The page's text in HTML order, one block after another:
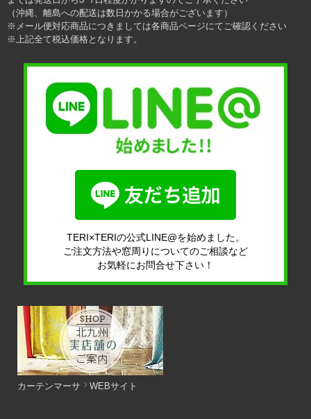
（沖縄、離島への配送は数日かかる場合がございます）
※メール便対応商品につきましては各商品ページにてご確認ください
※上記全て税込価格となります。
TERI×TERIの公式LINE@を始めました。
ご注文方法や窓周りについてのご相談など
お気軽にお問合せ下さい！
カーテンマーサ WEBサイト